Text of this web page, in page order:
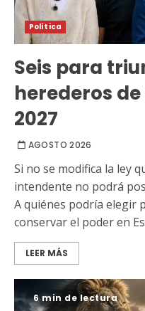
Política
Seis para
herederos
2027
AGOSTO 2026
Si no se modifica la ley
intendente no podrá
A quiénes podría elegir
conservar el poder en
LEER MÁS
6 min de lectura